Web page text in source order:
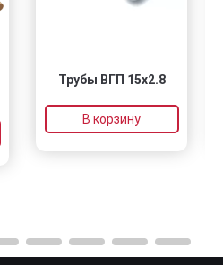
Трубы ВГП 15х2.8
В корзину